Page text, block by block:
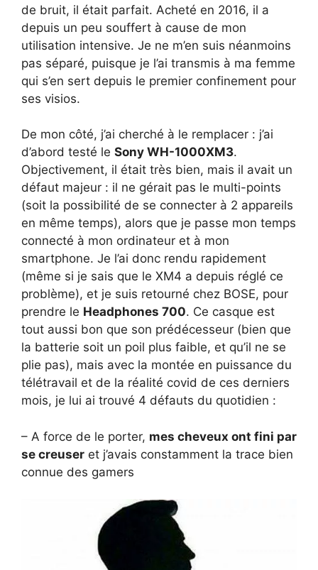
de bruit, il était parfait. Acheté en 2016, il a
depuis un peu souffert à cause de mon
utilisation intensive. Je ne m’en suis néanmoins
pas séparé, puisque je l’ai transmis à ma femme
qui s’en sert depuis le premier confinement pour
ses visios.
De mon côté, j’ai cherché à le remplacer : j’ai
d’abord testé le Sony WH-1000XM3.
Objectivement, il était très bien, mais il avait un
défaut majeur : il ne gérait pas le multi-points
(soit la possibilité de se connecter à 2 appareils
en même temps), alors que je passe mon temps
connecté à mon ordinateur et à mon
smartphone. Je l’ai donc rendu rapidement
(même si je sais que le XM4 a depuis réglé ce
problème), et je suis retourné chez BOSE, pour
prendre le Headphones 700. Ce casque est
tout aussi bon que son prédécesseur (bien que
la batterie soit un poil plus faible, et qu’il ne se
plie pas), mais avec la montée en puissance du
télétravail et de la réalité covid de ces derniers
mois, je lui ai trouvé 4 défauts du quotidien :
– A force de le porter, mes cheveux ont fini par
se creuser et j’avais constamment la trace bien
connue des gamers